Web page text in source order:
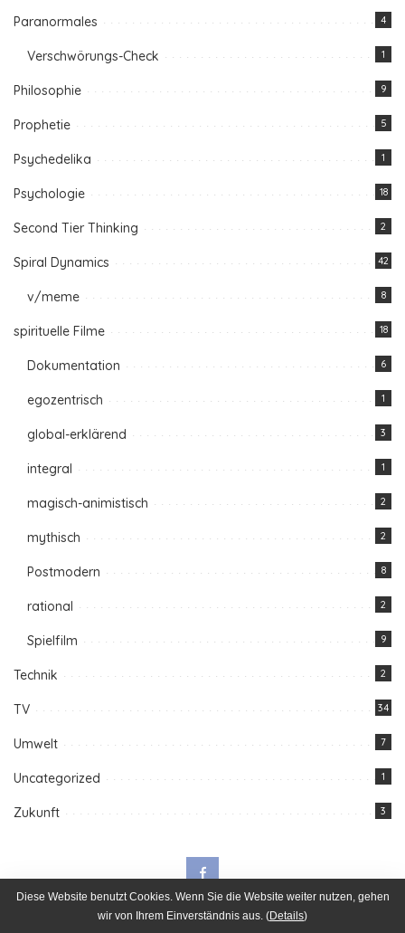
Paranormales 4
Verschwörungs-Check 1
Philosophie 9
Prophetie 5
Psychedelika 1
Psychologie 18
Second Tier Thinking 2
Spiral Dynamics 42
v/meme 8
spirituelle Filme 18
Dokumentation 6
egozentrisch 1
global-erklärend 3
integral 1
magisch-animistisch 2
mythisch 2
Postmodern 8
rational 2
Spielfilm 9
Technik 2
TV 34
Umwelt 7
Uncategorized 1
Zukunft 3
Diese Website benutzt Cookies. Wenn Sie die Website weiter nutzen, gehen
wir von Ihrem Einverständnis aus. (Details)